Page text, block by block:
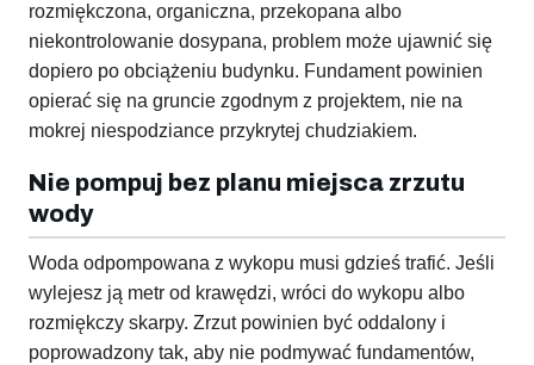
rozmiękczona, organiczna, przekopana albo
niekontrolowanie dosypana, problem może ujawnić się
dopiero po obciążeniu budynku. Fundament powinien
opierać się na gruncie zgodnym z projektem, nie na
mokrej niespodziance przykrytej chudziakiem.
Nie pompuj bez planu miejsca zrzutu
wody
Woda odpompowana z wykopu musi gdzieś trafić. Jeśli
wylejesz ją metr od krawędzi, wróci do wykopu albo
rozmiękczy skarpy. Zrzut powinien być oddalony i
poprowadzony tak, aby nie podmywać fundamentów,